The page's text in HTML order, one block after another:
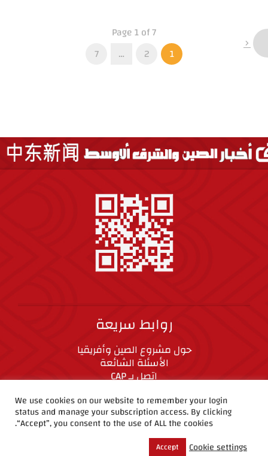
Page 1 of 7
1
2
…
7
روابط سريعة
حول مشروع الصين وأفريقيا
الأسئلة الشائعة
اتصل بـ CAP
We use cookies on our website to remember your login
status and manage your subscription access. By clicking
“Accept”, you consent to the use of ALL the cookies.
Cookie settings
Accept